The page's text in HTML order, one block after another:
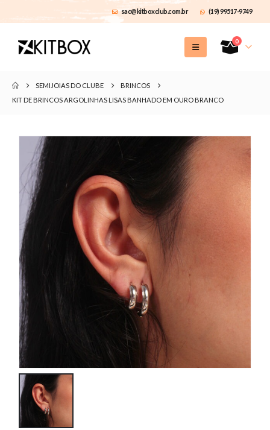
sac@kitboxclub.com.br (19) 99517-9749
0
SEMIJOIAS DO CLUBE
BRINCOS
KIT DE BRINCOS ARGOLINHAS LISAS BANHADO EM OURO BRANCO